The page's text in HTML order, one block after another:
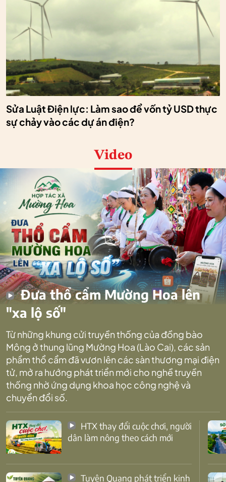
Sửa Luật Điện lực: Làm sao để vốn tỷ USD thực
sự chảy vào các dự án điện?
Video
Đưa thổ cẩm Mường Hoa lên
"xa lộ số"
Từ những khung cửi truyền thống của đồng bào
Mông ở thung lũng Mường Hoa (Lào Cai), các sản
phẩm thổ cẩm đã vươn lên các sàn thương mại điện
tử, mở ra hướng phát triển mới cho nghề truyền
thống nhờ ứng dụng khoa học công nghệ và
chuyển đổi số.
dân làm nông theo cách mới